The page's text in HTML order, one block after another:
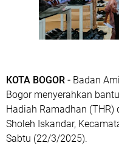
KOTA BOGOR - Badan
Bogor menyerahkan
Hadiah Ramadhan (THR)
Sholeh Iskandar,
Sabtu (22/3/2025).